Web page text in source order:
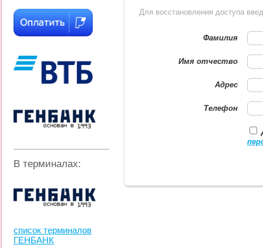
В терминалах:
список терминалов
ГЕНБАНК
Для восстановления доступа
Фамилия
Имя отчество
Адрес
Телефон